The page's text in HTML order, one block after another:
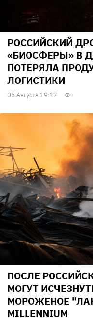
РОССИЙСКИЙ
«БИОСФЕРЫ» В
ПОТЕРЯЛА
ЛОГИСТИКИ
05 Августа 19:17
ПОСЛЕ
МОГУТ
МОРОЖЕНОЕ
MILLENNIUM